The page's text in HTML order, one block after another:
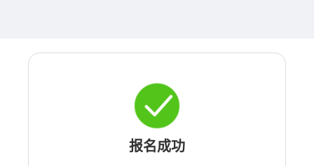
报名成功